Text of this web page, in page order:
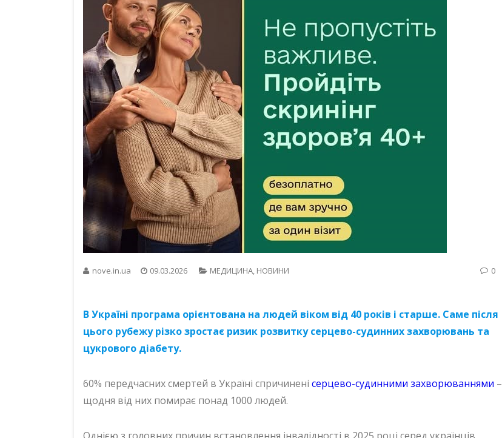
nove.in.ua 09.03.2026 МЕДИЦИНА НОВИНИ 0
В Україні програма орієнтована на людей віком від 40 років і старше. Саме після
цього рубежу різко зростає ризик розвитку серцево-судинних захворювань та
цукрового діабету.
60% передчасних смертей в Україні спричинені серцево-судинними захворюваннями –
щодня від них помирає понад 1000 людей.
Однією з головних причин встановлення інвалідності в 2025 році серед українців